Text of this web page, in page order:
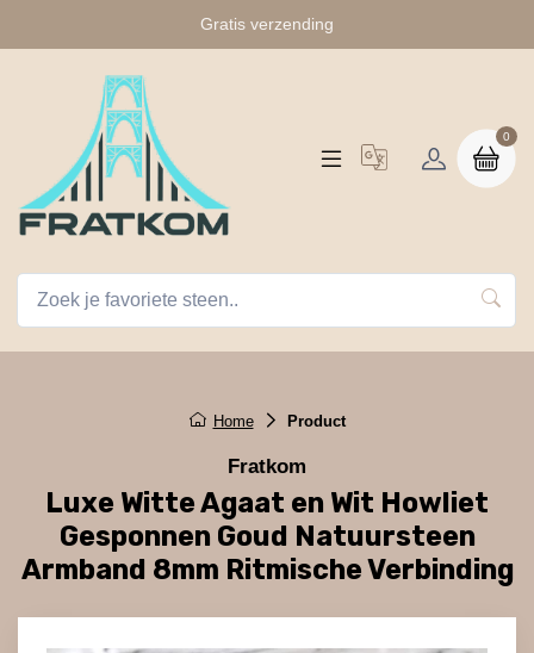
Gratis verzending
0
Home Product
Fratkom
Luxe Witte Agaat en Wit Howliet
Gesponnen Goud Natuursteen
Armband 8mm Ritmische Verbinding